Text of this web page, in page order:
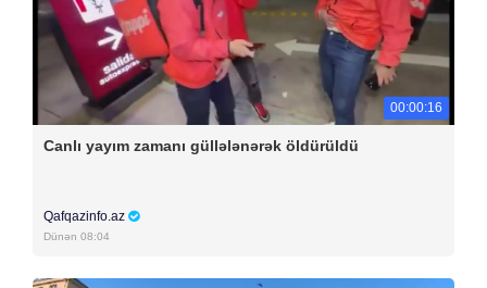
00:00:16
Canlı yayım zamanı güllələnərək öldürüldü
Qafqazinfo.az
Dünən 08:04